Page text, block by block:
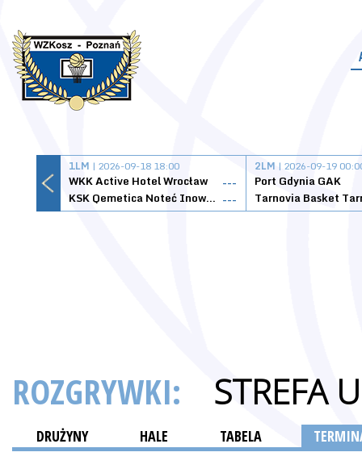
1LM | 2026-09-18 18:00
WKK Active Hotel Wrocław
---
KSK Qemetica Noteć Inowrocław ---
2LM | 2026-09-19
Port Gdynia GAK
ROZGRYWKI: STREFA
DRUŻYNY HALE TABELA